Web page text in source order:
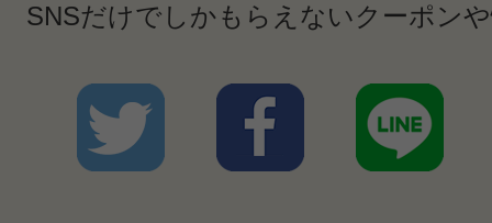
SNSだけでしかもらえないクーポン